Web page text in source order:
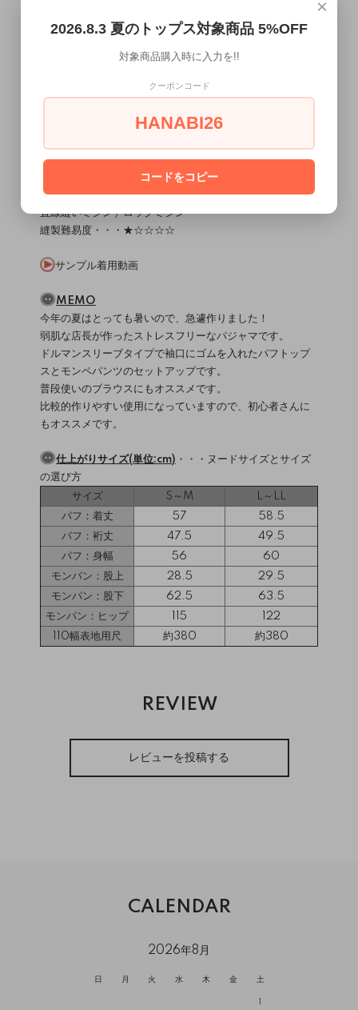
├パターン・・・9pcs（15か所貼り合わせが必要です）
└作り方テキスト
表地：布帛(Wガーゼやサッカーなど）
1.5cm幅ゴム 142～152cm
コード 1.6～1.7M
使用ミシン・縫製レベル（ミシンについて）
直線縫いミシン / ロックミシン
縫製難易度・・・★☆☆☆☆
サンプル着用動画
MEMO
今年の夏はとっても暑いので、急遽作りました！
弱肌な店長が作ったストレスフリーなパジャマです。
ドルマンスリーブタイプで袖口にゴムを入れたパフトップ
スとモンペパンツのセットアップです。
普段使いのブラウスにもオススメです。
比較的作りやすい使用になっていますので、初心者さんに
もオススメです。
仕上がりサイズ(単位:cm) ・・・ ヌードサイズとサイズ
の選び方
サイズ
S～M
L～LL
パフ：着丈
57
58.5
パフ：裄丈
47.5
49.5
パフ：身幅
56
60
モンパン：股上
28.5
29.5
モンパン：股下
62.5
63.5
モンパン：ヒップ
115
122
110幅表地用尺
約380 約380
REVIEW
レビューを投稿する
CALENDAR
2026年8月
日 月 火 水 木 金 土
×
2026.8.3 夏のトップス対象商品 5%OFF
対象商品購入時に入力を!!
クーポンコード
HANABI26
コードをコピー